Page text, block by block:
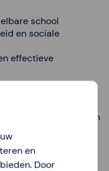
school
en sociale
effectieve
je als mentor
en creëer je een
en
Door